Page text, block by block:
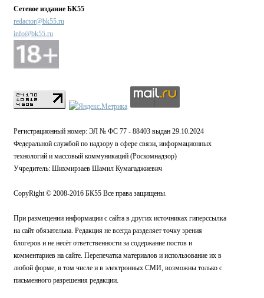
Сетевое издание БК55
redactor@bk55.ru
info@bk55.ru
Регистрационный номер: ЭЛ № ФС 77 - 88403 выдан 29.10.2024
Федеральной службой по надзору в сфере связи, информационных
технологий и массовый коммуникаций (Роскомнадзор)
Учредитель: Шихмирзаев Шамил Кумагаджиевич
CopyRight © 2008-2016 БК55 Все права защищены.
При размещении информации с сайта в других источниках гиперссылка
на сайт обязательна. Редакция не всегда разделяет точку зрения
блогеров и не несёт ответственности за содержание постов и
комментариев на сайте. Перепечатка материалов и использование их в
любой форме, в том числе и в электронных СМИ, возможны только с
письменного разрешения редакции.